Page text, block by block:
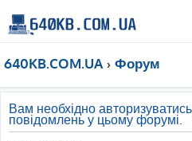
640KB.COM.UA Форум
Вам необхідно
повідомлень у цьому форумі.